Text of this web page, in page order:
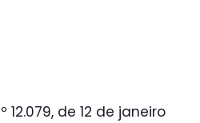
de 12 de janeiro